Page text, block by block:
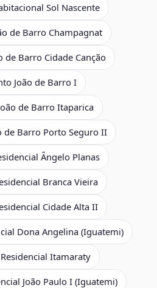
Sol Nascente
de Barro Champagnat
de Barro Cidade Canção
João de Barro I
de Barro Itaparica
de Barro Porto Seguro II
Ângelo Planas
Branca Vieira
Cidade Alta II
Dona Angelina (Iguatemi)
Itamaraty
João Paulo I (Iguatemi)